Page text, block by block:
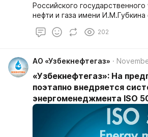
Российского государственного
нефти и газа имени И.М.Губкина
мероприятие с участием
стипендии, учрежденной АО
202
АО «Узбекнефтегаз»
«Узбекнефтегаз»: На
поэтапно внедряется
энергоменеджмента ISO